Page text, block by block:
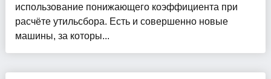
использование понижающего коэффициента при
расчёте утильсбора. Есть и совершенно новые
машины, за которы...